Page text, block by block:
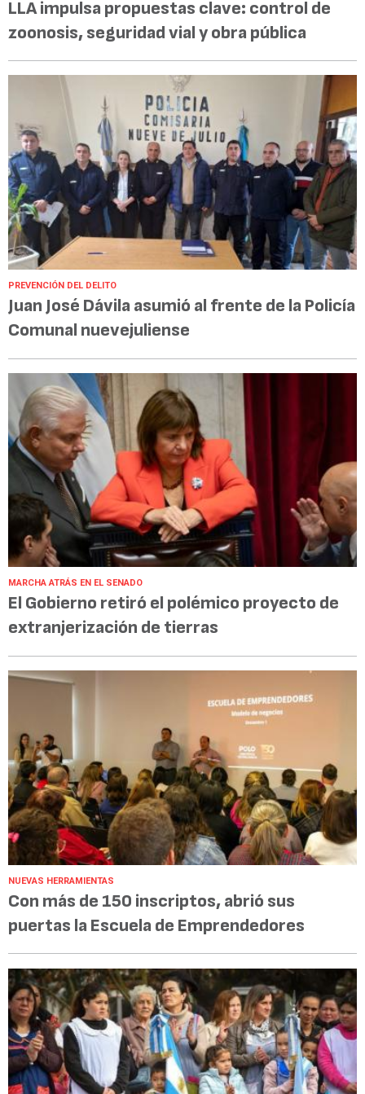
LLA impulsa propuestas clave: control de
zoonosis, seguridad vial y obra pública
PREVENCIÓN DEL DELITO
Juan José Dávila asumió al frente de la Policía
Comunal nuevejuliense
MARCHA ATRÁS EN EL SENADO
El Gobierno retiró el polémico proyecto de
extranjerización de tierras
NUEVAS HERRAMIENTAS
Con más de 150 inscriptos, abrió sus
puertas la Escuela de Emprendedores